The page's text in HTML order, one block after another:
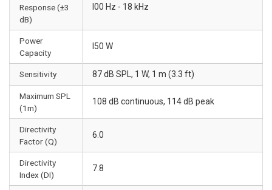
Response (±3
dB)
I00 Hz - 18 kHz
Power
Capacity
I50 W
Sensitivity 87 dB SPL, 1 W, 1 m (3.3 ft)
Maximum SPL
(1m)
108 dB continuous, 114 dB peak
Directivity
Factor (Q)
6.0
Directivity
Index (DI)
7.8